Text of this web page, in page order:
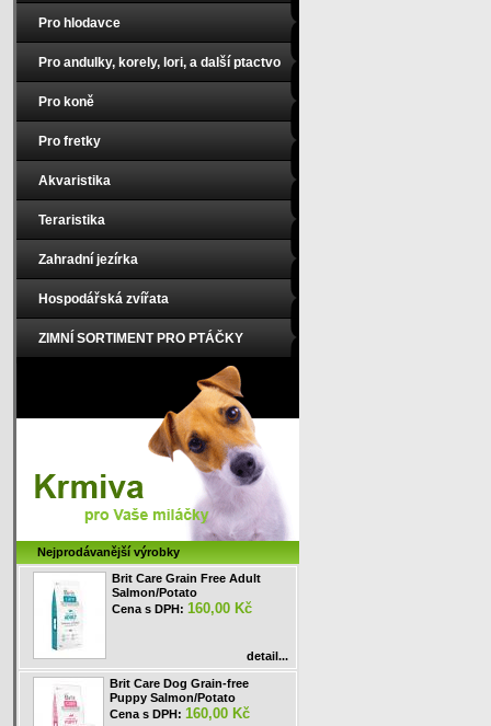
Pro hlodavce
Pro andulky, korely, lori, a další ptactvo
Pro koně
Pro fretky
Akvaristika
Teraristika
Zahradní jezírka
Hospodářská zvířata
ZIMNÍ SORTIMENT PRO PTÁČKY
Nejprodávanější výrobky
Brit Care Grain Free Adult
Salmon/Potato
Cena s DPH: 160,00 Kč
detail...
Brit Care Dog Grain-free
Puppy Salmon/Potato
Cena s DPH: 160,00 Kč